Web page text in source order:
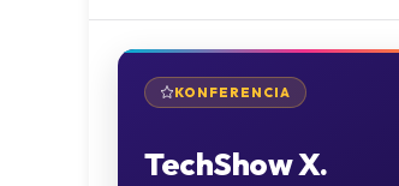
KONFERENCIA
TechShow X.